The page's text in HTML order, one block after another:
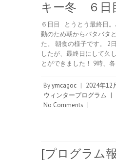
キー冬 ６日
６日目 とうとう最終日
動のため朝からバタバタ
た。 朝食の様子です。 2
したが、最終日にして久
とができました！ 9時、
Byymcagoc | 2024年12
ウィンタープログラム |
No Comments |
[プログラム